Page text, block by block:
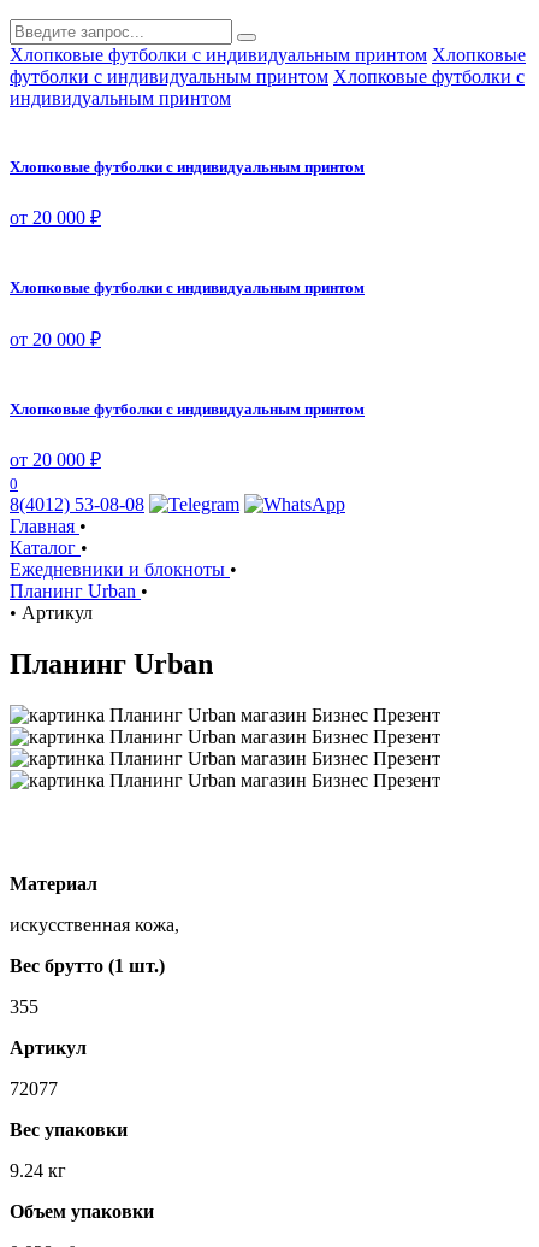
Хлопковые футболки с индивидуальным принтом Хлопковые
футболки с индивидуальным принтом Хлопковые футболки с
индивидуальным принтом
Хлопковые футболки с индивидуальным принтом
от 20 000 ₽
Хлопковые футболки с индивидуальным принтом
от 20 000 ₽
Хлопковые футболки с индивидуальным принтом
от 20 000 ₽
0
8(4012) 53-08-08
Главная •
Каталог •
Ежедневники и блокноты •
Планинг Urban •
• Артикул
Планинг Urban
Материал
искусственная кожа,
Вес брутто (1 шт.)
355
Артикул
72077
Вес упаковки
9.24 кг
Объем упаковки